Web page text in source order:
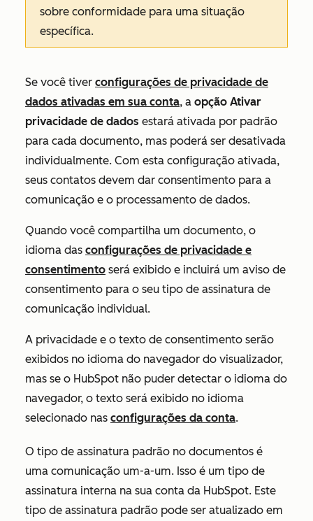
sobre conformidade para uma situação
específica.
Se você tiver configurações de privacidade de
dados ativadas em sua conta, a opção Ativar
privacidade de dados estará ativada por padrão
para cada documento, mas poderá ser desativada
individualmente. Com esta configuração ativada,
seus contatos devem dar consentimento para a
comunicação e o processamento de dados.
Quando você compartilha um documento, o
idioma das configurações de privacidade e
consentimento será exibido e incluirá um aviso de
consentimento para o seu tipo de assinatura de
comunicação individual.
A privacidade e o texto de consentimento serão
exibidos no idioma do navegador do visualizador,
mas se o HubSpot não puder detectar o idioma do
navegador, o texto será exibido no idioma
selecionado nas configurações da conta.
O tipo de assinatura padrão no documentos é
uma comunicação um-a-um. Isso é um tipo de
assinatura interna na sua conta da HubSpot. Este
tipo de assinatura padrão pode ser atualizado em